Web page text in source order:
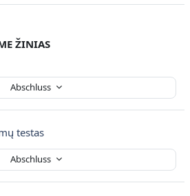
Abschluss
ŽINIAS
testas
Abschluss